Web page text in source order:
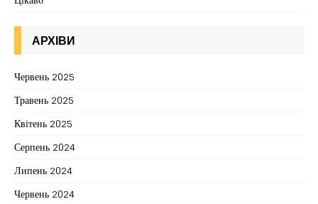
АРХІВИ
Червень 2025
Травень 2025
Квітень 2025
Серпень 2024
Липень 2024
Червень 2024